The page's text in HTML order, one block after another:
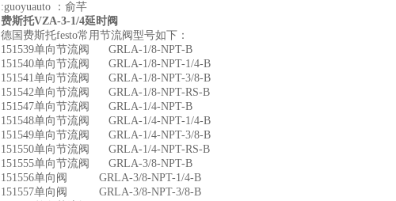
:guoyuauto ：俞芊
费斯托VZA-3-1/4延时阀
德国费斯托festo常用节流阀型号如下：
151539单向节流阀 GRLA-1/8-NPT-B
151540单向节流阀 GRLA-1/8-NPT-1/4-B
151541单向节流阀 GRLA-1/8-NPT-3/8-B
151542单向节流阀 GRLA-1/8-NPT-RS-B
151547单向节流阀 GRLA-1/4-NPT-B
151548单向节流阀 GRLA-1/4-NPT-1/4-B
151549单向节流阀 GRLA-1/4-NPT-3/8-B
151550单向节流阀 GRLA-1/4-NPT-RS-B
151555单向节流阀 GRLA-3/8-NPT-B
151556单向阀 GRLA-3/8-NPT-1/4-B
151557单向阀 GRLA-3/8-NPT-3/8-B